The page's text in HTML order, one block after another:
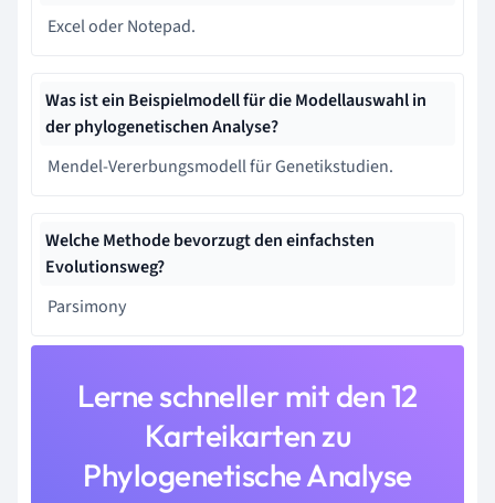
Excel oder Notepad.
Was ist ein Beispielmodell für die Modellauswahl in
der phylogenetischen Analyse?
Mendel-Vererbungsmodell für Genetikstudien.
Welche Methode bevorzugt den einfachsten
Evolutionsweg?
Parsimony
Lerne schneller mit den 12
Karteikarten zu
Phylogenetische Analyse